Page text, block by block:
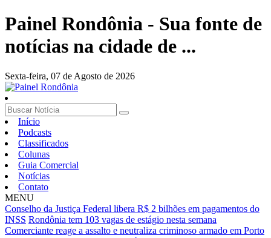
Painel Rondônia - Sua fonte de
notícias na cidade de ...
Sexta-feira, 07 de Agosto de 2026
Início
Podcasts
Classificados
Colunas
Guia Comercial
Notícias
Contato
MENU
Conselho da Justiça Federal libera R$ 2 bilhões em pagamentos do
INSS Rondônia tem 103 vagas de estágio nesta semana
Comerciante reage a assalto e neutraliza criminoso armado em Porto